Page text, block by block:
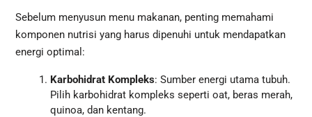
Sebelum menyusun menu makanan, penting memahami
komponen nutrisi yang harus dipenuhi untuk mendapatkan
energi optimal:
Karbohidrat Kompleks: Sumber energi utama tubuh.
Pilih karbohidrat kompleks seperti oat, beras merah,
quinoa, dan kentang.